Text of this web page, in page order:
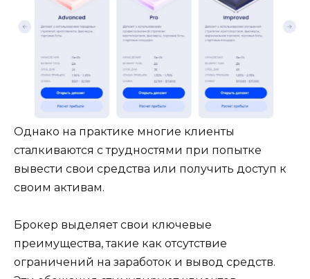
Однако на практике многие клиенты
сталкиваются с трудностями при попытке
вывести свои средства или получить доступ к
своим активам.
Брокер выделяет свои ключевые
преимущества, такие как отсутствие
ограничений на заработок и вывод средств.